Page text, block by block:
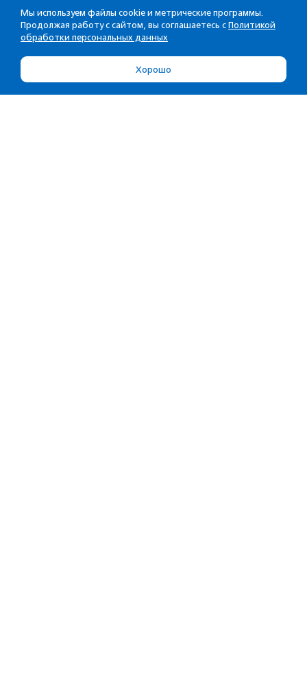
Мы используем файлы cookie и метрические программы.
Продолжая работу с сайтом, вы соглашаетесь с Политикой
обработки персональных данных
Хорошо